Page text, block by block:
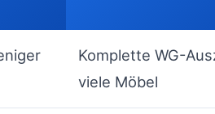
Komplette WG-
viele Möbel